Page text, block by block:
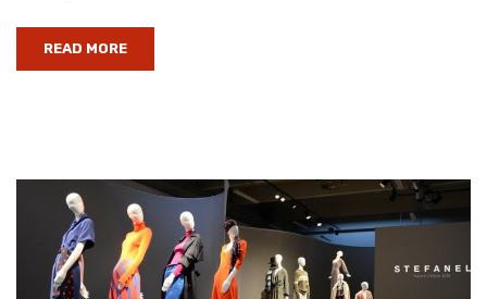
READ MORE